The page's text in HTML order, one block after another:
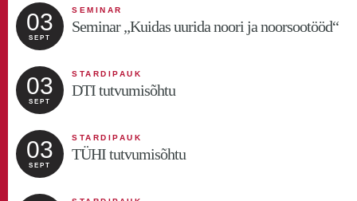
03
SEPT
SEMINAR
Seminar „Kuidas uurida noori ja noorsootööd“
03
SEPT
STARDIPAUK
DTI tutvumisõhtu
03
SEPT
STARDIPAUK
TÜHI tutvumisõhtu
kohtumine
16
SEPT
17
SEPT
17
SEPT